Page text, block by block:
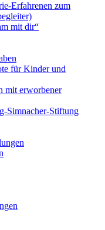
Erfahrenen zum
mit dir“
für Kinder und
mit erworbener
Simnacher-Stiftung